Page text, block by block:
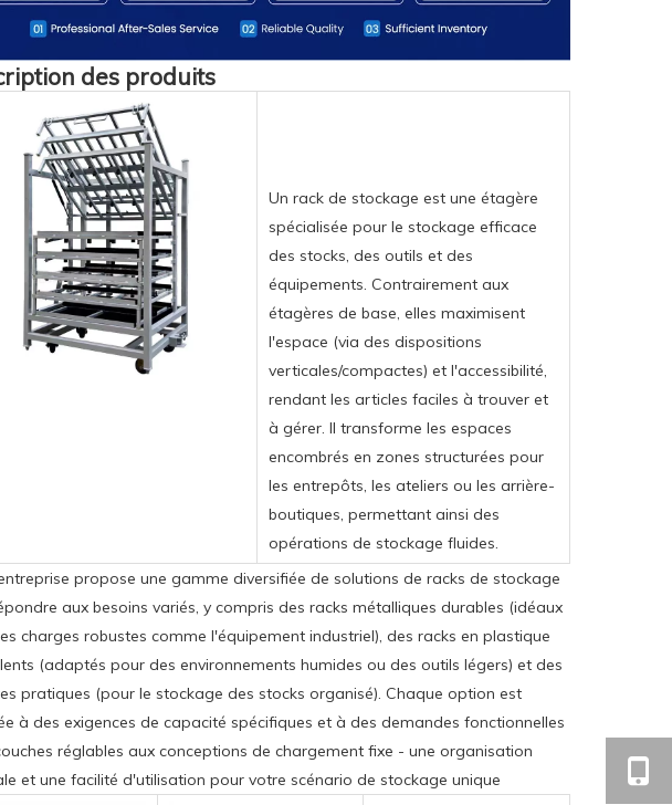
des produits
Un rack de stockage est une étagère
spécialisée pour le stockage efficace
des stocks, des outils et des
équipements. Contrairement aux
étagères de base, elles maximisent
l'espace (via des dispositions
verticales/compactes) et l'accessibilité,
rendant les articles faciles à trouver et
à gérer. Il transforme les espaces
encombrés en zones structurées pour
les entrepôts, les ateliers ou les arrière-
boutiques, permettant ainsi des
opérations de stockage fluides.
propose une gamme diversifiée de solutions de racks de stockage
aux besoins variés, y compris des racks métalliques durables (idéaux
charges robustes comme l'équipement industriel), des racks en plastique
(adaptés pour des environnements humides ou des outils légers) et des
pratiques (pour le stockage des stocks organisé). Chaque option est
à des exigences de capacité spécifiques et à des demandes fonctionnelles
réglables aux conceptions de chargement fixe - une organisation
et une facilité d'utilisation pour votre scénario de stockage unique